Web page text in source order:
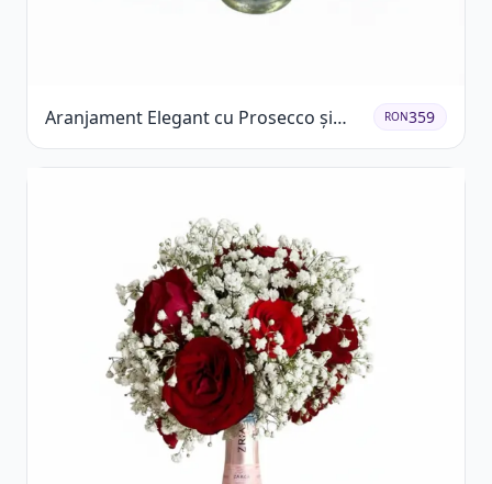
Aranjament Elegant cu Prosecco și
Flori Galbene.
RON359